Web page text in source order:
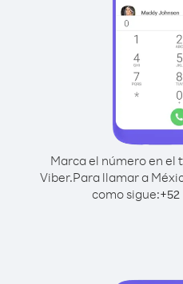
Marca el número en el
Viber.Para llamar a
como sigue:+52